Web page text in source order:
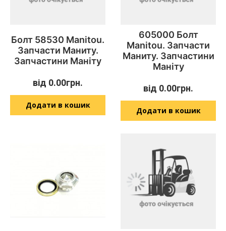
Болт 58530 Manitou.
Запчасти Маниту.
Запчастини Маніту
від 0.00грн.
Додати в кошик
605000 Болт
Manitou. Запчасти
Маниту. Запчастини
Маніту
від 0.00грн.
Додати в кошик